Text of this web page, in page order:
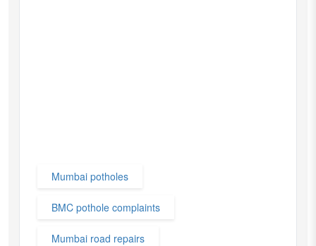
Mumbai potholes
BMC pothole complaints
Mumbai road repairs